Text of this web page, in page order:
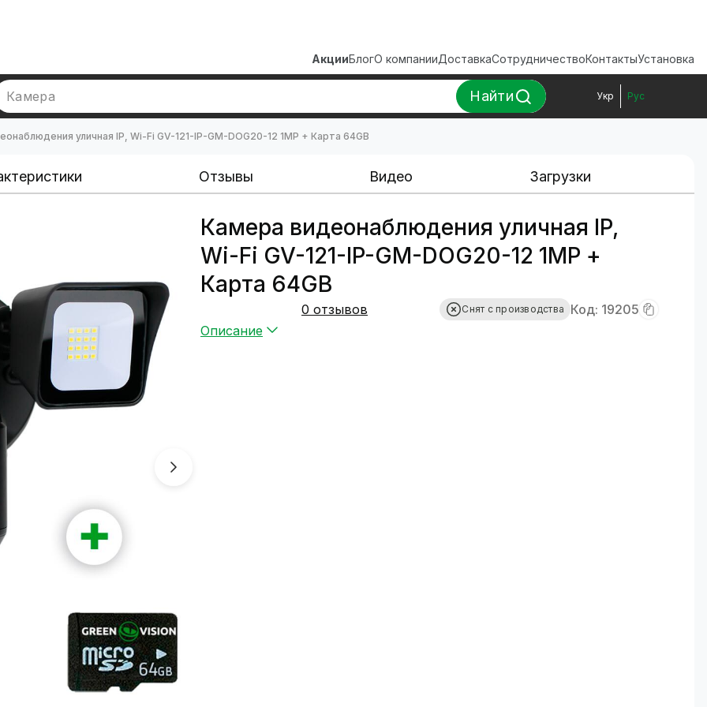
АкцииБлогО компанииДоставкаСотрудничествоКонтактыУстановка
Камера Найти Укр Рус
уличная IP, Wi-Fi GV-121-IP-GM-DOG20-12 1MP + Карта 64GB
Отзывы Видео Загрузки
Камера видеонаблюдения уличная IP,
Wi-Fi GV-121-IP-GM-DOG20-12 1MP +
Карта 64GB
0 отзывов Снят с производства
Код: 19205
Описание